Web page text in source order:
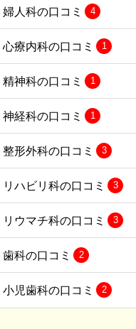
婦人科の口コミ 4
心療内科の口コミ 1
精神科の口コミ 1
神経科の口コミ 1
整形外科の口コミ 3
リハビリ科の口コミ 3
リウマチ科の口コミ 3
歯科の口コミ 2
小児歯科の口コミ 2